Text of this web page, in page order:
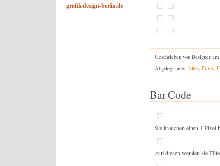
grafik-design-berlin.de
Geschrieben von Designer
Abgelegt unter Alles, Filter,
Bar Code
Sie brauchen einen 1 Pixel
Auf diesen wenden sie